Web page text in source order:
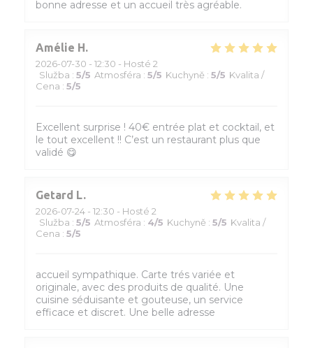
bonne adresse et un accueil très agréable.
Amélie H
2026-07-30 - 12:30 - Hosté 2
Služba : 5/5 Atmosféra : 5/5 Kuchyně : 5/5 Kvalita /
Cena : 5/5
Excellent surprise ! 40€ entrée plat et cocktail, et
le tout excellent !! C’est un restaurant plus que
validé 😋
Getard L
2026-07-24 - 12:30 - Hosté 2
Služba : 5/5 Atmosféra : 4/5 Kuchyně : 5/5 Kvalita /
Cena : 5/5
accueil sympathique. Carte trés variée et
originale, avec des produits de qualité. Une
cuisine séduisante et gouteuse, un service
efficace et discret. Une belle adresse